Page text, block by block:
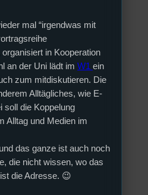
mal “irgendwas mit
in Kooperation
an der Uni lädt im W1 ein
zum mitdiskutieren. Die
Alltägliches, wie E-
soll die Koppelung
Alltag und Medien im
das ganze ist auch noch
die nicht wissen, wo das
die Adresse. 😉